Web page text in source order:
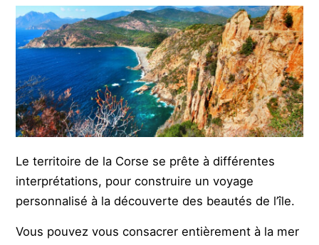
Le territoire de la Corse se prête à différentes
interprétations, pour construire un voyage
personnalisé à la découverte des beautés de l’île.
Vous pouvez vous consacrer entièrement à la mer